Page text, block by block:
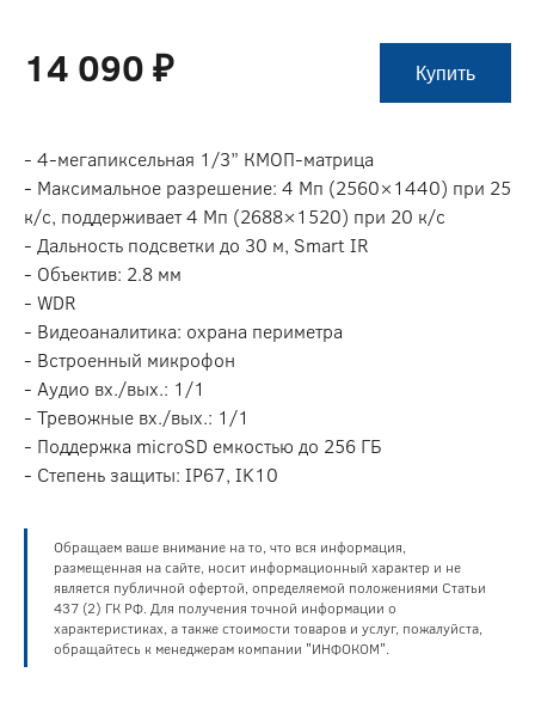
14 090 ₽ Купить
- 4-мегапиксельная 1/3” КМОП-матрица
- Максимальное разрешение: 4 Мп (2560×1440) при 25
к/с, поддерживает 4 Мп (2688×1520) при 20 к/с
- Дальность подсветки до 30 м, Smart IR
- Объектив: 2.8 мм
- WDR
- Видеоаналитика: охрана периметра
- Встроенный микрофон
- Аудио вх./вых.: 1/1
- Тревожные вх./вых.: 1/1
- Поддержка microSD емкостью до 256 ГБ
- Степень защиты: IP67, IK10
Обращаем ваше внимание на то, что вся информация,
размещенная на сайте, носит информационный характер и не
является публичной офертой, определяемой положениями Статьи
437 (2) ГК РФ. Для получения точной информации о
характеристиках, а также стоимости товаров и услуг, пожалуйста,
обращайтесь к менеджерам компании "ИНФОКОМ".